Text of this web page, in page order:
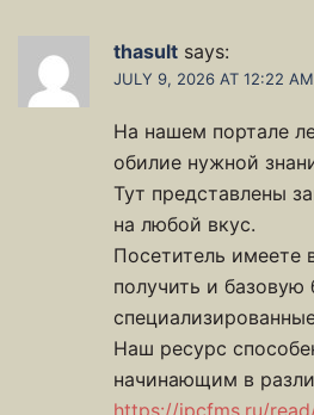
thasult says:
JULY 9, 2026 AT 12:22 AM
На нашем портале
обилие нужной
Тут представлены
на любой вкус.
Посетитель имеете
получить и базовую
Наш ресурс
начинающим в